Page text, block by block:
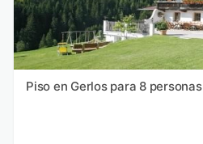
Piso en Gerlos para 8 personas